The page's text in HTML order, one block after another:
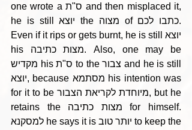
one wrote a ס"ת and then misplaced it,
he is still יוצא the מצוה of כתבו לכם.
Even if it rips or gets burnt, he is still יוצא
his מצות כתיבה. Also, one may be
מקדיש his ס"ת to the צבור and he is still
יוצא, because מסתמא his intention was
for it to be מיוחדת לקריאת הצבור, but he
retains the מצות כתיבה for himself.
למסקנא he says it is יותר טוב to keep the